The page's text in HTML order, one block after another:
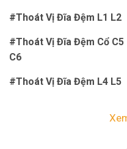
#Thoát Vị Đĩa Đệm L1 L2
#Thoát Vị Đĩa Đệm Cổ C5
C6
#Thoát Vị Đĩa Đệm L4 L5